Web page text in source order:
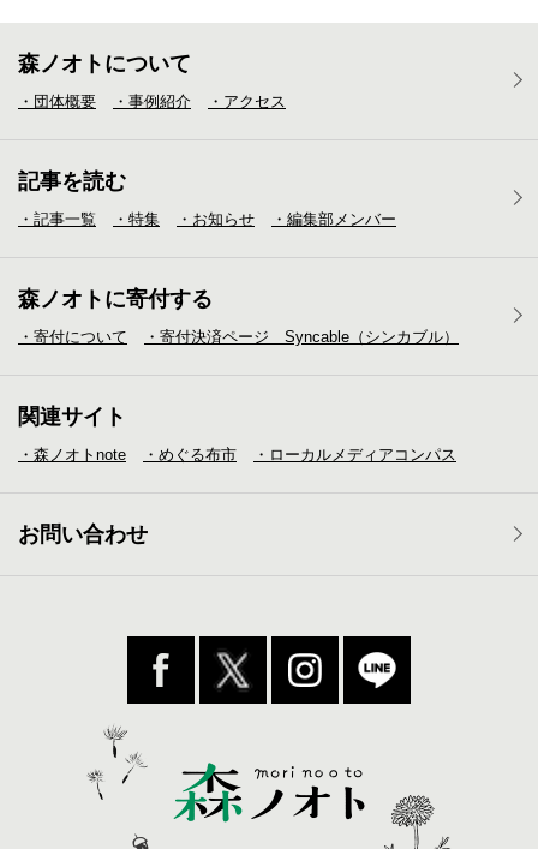
森ノオトについて
・団体概要 ・事例紹介 ・アクセス
記事を読む
・記事一覧 ・特集 ・お知らせ ・編集部メンバー
森ノオトに寄付する
・寄付について ・寄付決済ページ Syncable（シンカブル）
関連サイト
・森ノオトnote ・めぐる布市 ・ローカルメディア コンパス
お問い合わせ